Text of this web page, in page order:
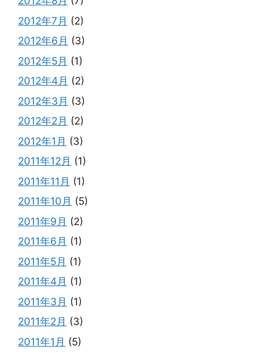
2012年7月 (2)
2012年6月 (3)
2012年5月 (1)
2012年4月 (2)
2012年3月 (3)
2012年2月 (2)
2012年1月 (3)
2011年12月 (1)
2011年11月 (1)
2011年10月 (5)
2011年9月 (2)
2011年6月 (1)
2011年5月 (1)
2011年4月 (1)
2011年3月 (1)
2011年2月 (3)
2011年1月 (5)